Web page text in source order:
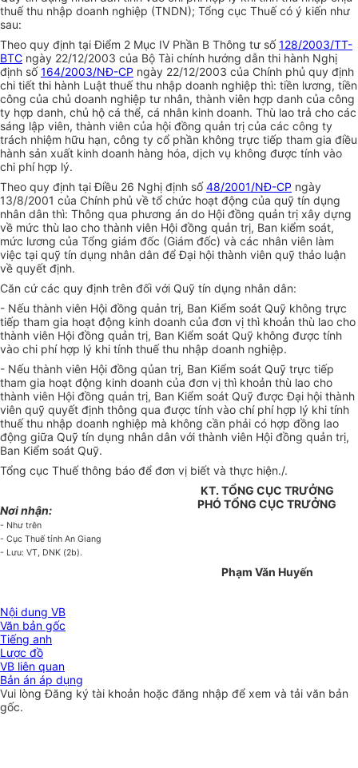
thuế thu nhập doanh nghiệp (TNDN); Tổng cục Thuế có ý kiến như
sau:
Theo quy định tại Điểm 2 Mục IV Phần B Thông tư số128/2003/TT-
BTC ngày 22/12/2003 của Bộ Tài chính hướng dẫn thi hành Nghị
định số164/2003/NĐ-CP ngày 22/12/2003 của Chính phủ quy định
chi tiết thi hành Luật thuế thu nhập doanh nghiệp thì: tiền lương, tiền
công của chủ doanh nghiệp tư nhân, thành viên hợp danh của công
ty hợp danh, chủ hộ cá thể, cá nhân kinh doanh. Thù lao trả cho các
sáng lập viên, thành viên của hội đồng quản trị của các công ty
trách nhiệm hữu hạn, công ty cổ phần không trực tiếp tham gia điều
hành sản xuất kinh doanh hàng hóa, dịch vụ không được tính vào
chi phí hợp lý.
Theo quy định tại Điều 26 Nghị định số48/2001/NĐ-CP ngày
13/8/2001 của Chính phủ về tổ chức hoạt động của quỹ tín dụng
nhân dân thì: Thông qua phương án do Hội đồng quản trị xây dựng
về mức thù lao cho thành viên Hội đồng quản trị, Ban kiểm soát,
mức lương của Tổng giám đốc (Giám đốc) và các nhân viên làm
việc tại quỹ tín dụng nhân dân để Đại hội thành viên quỹ thảo luận
về quyết định.
Căn cứ các quy định trên đối với Quỹ tín dụng nhân dân:
- Nếu thành viên Hội đồng quản trị, Ban Kiểm soát Quỹ không trực
tiếp tham gia hoạt động kinh doanh của đơn vị thì khoản thù lao cho
thành viên Hội đồng quản trị, Ban Kiểm soát Quỹ không được tính
vào chi phí hợp lý khi tính thuế thu nhập doanh nghiệp.
- Nếu thành viên Hội đồng qủan trị, Ban Kiểm soát Quỹ trực tiếp
tham gia hoạt động kinh doanh của đơn vị thì khoản thù lao cho
thành viên Hội đồng quản trị, Ban Kiểm soát Quỹ được Đại hội thành
viên quỹ quyết định thông qua được tính vào chí phí hợp lý khi tính
thuế thu nhập doanh nghiệp mà không cần phải có hợp đồng lao
động giữa Quỹ tín dụng nhân dân với thành viên Hội đồng quản trị,
Ban Kiểm soát Quỹ.
Tổng cục Thuế thông báo để đơn vị biết và thực hiện./.
Nơi nhận:
- Như trên
- Cục Thuế tỉnh An Giang
- Lưu: VT, DNK (2b).
KT. TỔNG CỤC TRƯỞNG
PHÓ TỔNG CỤC TRƯỞNG
Phạm Văn Huyến
Nội dung VB
Văn bản gốc
Tiếng anh
Lược đồ
VB liên quan
Bản án áp dụng
Vui lòngĐăng ký tài khoản hoặc đăng nhập để xem và tải văn bản
gốc.